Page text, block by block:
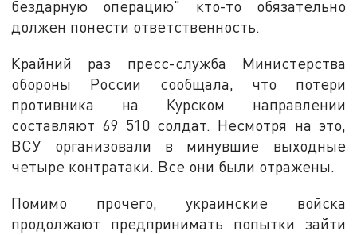
бездарную операцию" кто-то обязательно
должен понести ответственность.
Крайний раз пресс-служба Министерства
обороны России сообщала, что потери
противника на Курском направлении
составляют 69 510 солдат. Несмотря на это,
ВСУ организовали в минувшие выходные
четыре контратаки. Все они были отражены.
Помимо прочего, украинские войска
продолжают предпринимать попытки зайти